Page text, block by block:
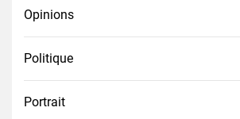
Opinions
Politique
Portrait